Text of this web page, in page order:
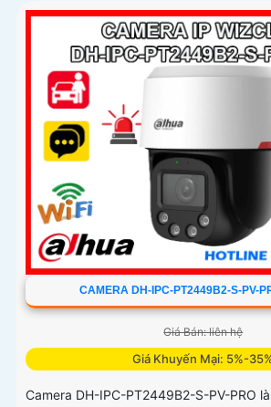
CAMERA DH-IPC-PT2449B2-S-PV-
Giá Bán: liên hệ
Giá Khuyến Mại: 5%-
Camera DH-IPC-PT2449B2-S-PV-PRO